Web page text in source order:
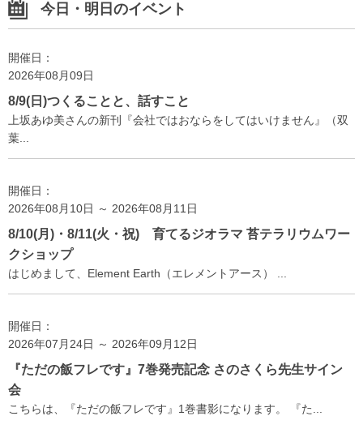
今日・明日のイベント
開催日：
2026年08月09日
8/9(日)つくることと、話すこと
上坂あゆ美さんの新刊『会社ではおならをしてはいけません』（双
葉...
開催日：
2026年08月10日 ～ 2026年08月11日
8/10(月)・8/11(火・祝) 育てるジオラマ 苔テラリウムワー
クショップ
はじめまして、Element Earth（エレメントアース） ...
開催日：
2026年07月24日 ～ 2026年09月12日
『ただの飯フレです』7巻発売記念 さのさくら先生サイン
会
こちらは、『ただの飯フレです』1巻書影になります。 『た...